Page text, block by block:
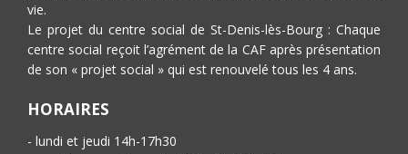
vie.
Le projet du centre social de St-Denis-lès-Bourg : Chaque
centre social reçoit l’agrément de la CAF après présentation
de son « projet social » qui est renouvelé tous les 4 ans.
HORAIRES
- lundi et jeudi 14h-17h30